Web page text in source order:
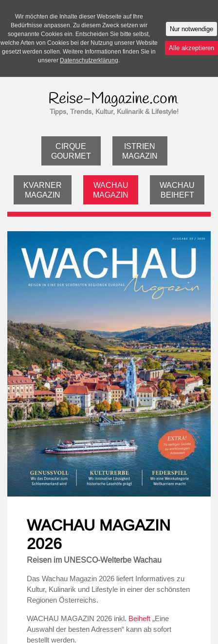
Tipps, Trends, Kultur, Kulinarik & Lifestyle!
CIRQUE
GOURMET
ISTRIEN
MAGAZIN
KVARNER
MAGAZIN
WACHAU
MAGAZIN
WACHAU
BEIHEFT
WACHAU MAGAZIN
2026
Reisen im UNESCO-Welterbe Wachau
Das Wachau Magazin 2026 liefert Informatives zu
Kultur, Kulinarik und Lifestyle in einer der schönsten
Regionen Österreichs.
WACHAU MAGAZIN 2026 inkl. Beiheft „Eine
Auswahl der besten Adressen“ kann ab sofort
bestellt werden.
Wir möchten die Inhalte dieser Webseite auf Ihre
Bedürfnisse anpassen. Zu diesem Zweck setzen wir
sogenannte Cookies ein. Entscheiden Sie bitte selbst,
welche Arten von Cookies bei der Nutzung unserer Website
gesetzt werden sollen. Weitere Informationen finden Sie in
unserer Datenschutzerklärung.
Nur notwendige
Alle akzeptieren